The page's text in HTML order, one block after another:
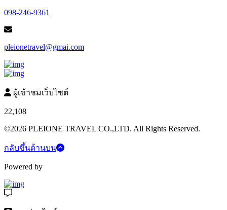
098-246-9361
pleionetravel@gmai.com
ผู้เข้าชมเว็บไซต์
22,108
©2026 PLEIONE TRAVEL CO.,LTD. All Rights Reserved.
กลับขึ้นด้านบน
Powered by